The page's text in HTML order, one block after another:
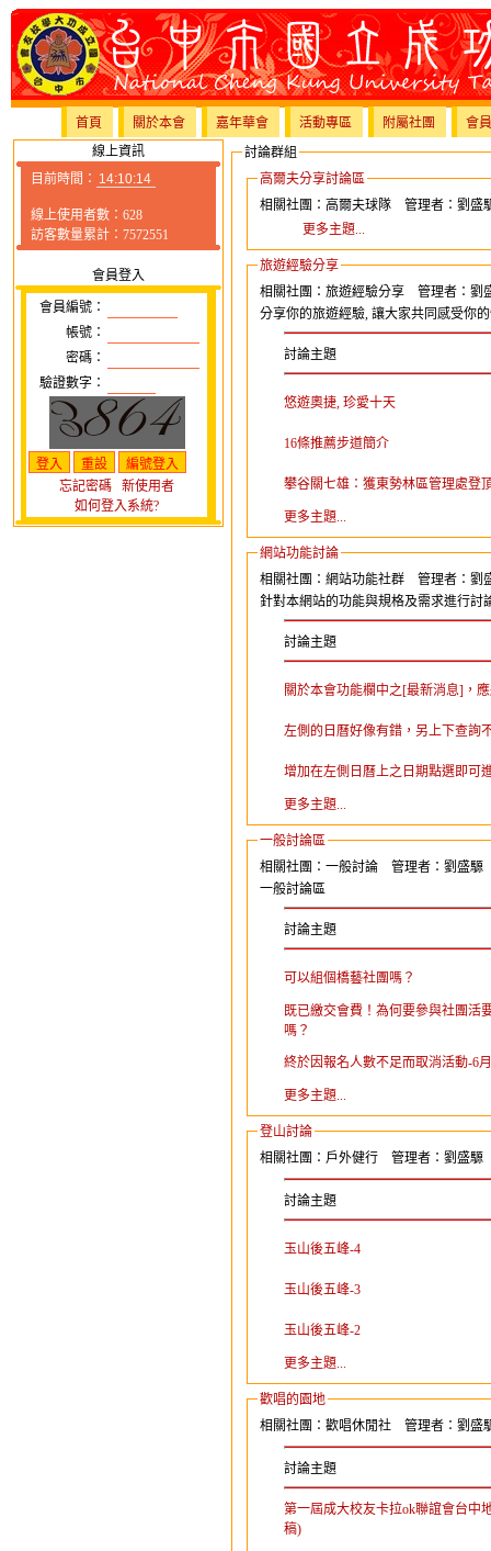
首頁 關於本會 嘉年華會 活動專區 附屬社團
會
線上資訊
目前時間：
線上使用者數：628
訪客數量累計：7572551
會員登入
會員編號：
帳號：
密碼：
驗證數字：
忘記密碼
新使用者
如何登入系統?
討論群組
高爾夫分享討論區
相關社團：高爾夫球隊 管理者：劉盛
更多主題...
旅遊經驗分享
相關社團：旅遊經驗分享 管理者：劉
分享你的旅遊經驗, 讓大家共同感受你
討論主題
悠遊奧捷, 珍愛十天
16條推薦步道簡介
攀谷關七雄：獲東勢林區管理處登
更多主題...
網站功能討論
相關社團：網站功能社群 管理者：劉
針對本網站的功能與規格及需求進行討
討論主題
關於本會功能欄中之[最新消息]，
左側的日曆好像有錯，另上下查詢
增加在左側日曆上之日期點選即可
更多主題...
一般討論區
相關社團：一般討論 管理者：劉盛騵
一般討論區
討論主題
可以組個橋藝社團嗎？
既已繳交會費！為何要參與社團活
嗎？
終於因報名人數不足而取消活動-6
更多主題...
登山討論
相關社團：戶外健行 管理者：劉盛騵
討論主題
玉山後五峰-4
玉山後五峰-3
玉山後五峰-2
更多主題...
歡唱的園地
相關社團：歡唱休閒社 管理者：劉盛
討論主題
第一屆成大校友卡拉ok聯誼會台中
稿)